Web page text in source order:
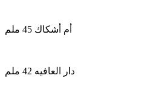
أم أشكاك 45 ملم
دار العافيه 42 ملم